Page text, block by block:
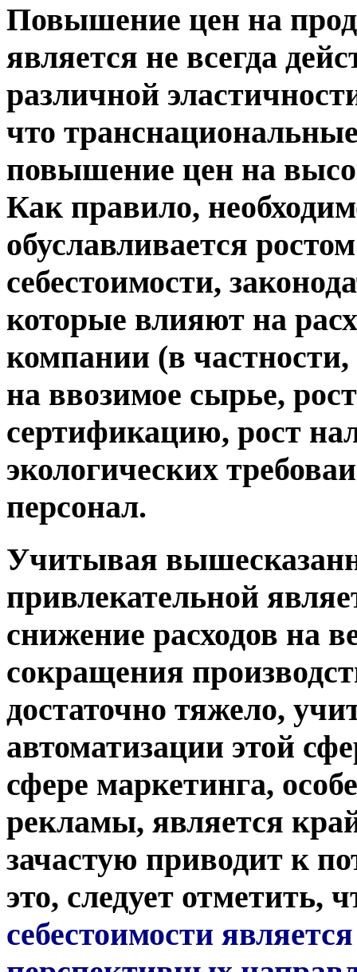
Повышение цен на
является не всегда
различной
что
повышение цен на
Как правило,
обуславливается
себестоимости,
которые влияют на
компании (в
на ввозимое сырье,
сертификацию, рост
экологических
персонал.
Учитывая
привлекательной
снижение расходов на
сокращения
достаточно тяжело,
автоматизации этой
сфере маркетинга,
рекламы, является
зачастую приводит к
это, следует отметить,
себестоимости